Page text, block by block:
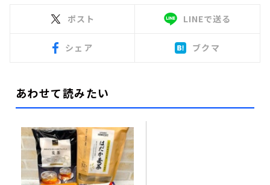
ポスト LINEで送る
シェア ブクマ
あわせて読みたい